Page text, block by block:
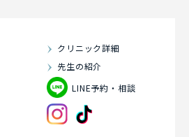
クリニック詳細
先生の紹介
LINE予約・相談